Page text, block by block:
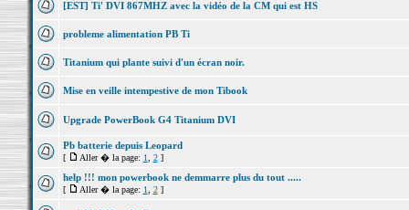
[EST] Ti' DVI 867MHZ avec la vidéo de la CM qui est HS
probleme alimentation PB Ti
Titanium qui plante suivi d'un écran noir.
Mise en veille intempestive de mon Tibook
Upgrade PowerBook G4 Titanium DVI
Pb batterie depuis Leopard
[ Aller � la page: 1 2]
help !!! mon powerbook ne demmarre plus du tout .....
[ Aller � la page: 1 2]